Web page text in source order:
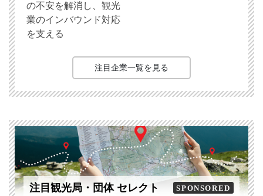
の不安を解消し、観光
業のインバウンド対応
を支える
注目企業一覧を見る
注目観光局・団体 セレクト SPONSORED